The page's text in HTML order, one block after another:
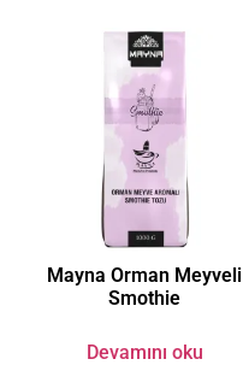
Mayna Orman Meyveli
Smothie
Devamını oku